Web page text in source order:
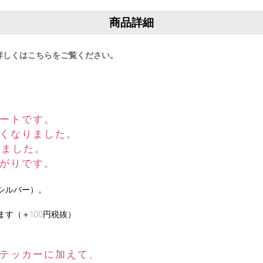
商品詳細
くはこちらをご覧ください。
トです。
なりました。
した。
りです。
バー）。
（＋100円税抜）
ッカーに加えて、